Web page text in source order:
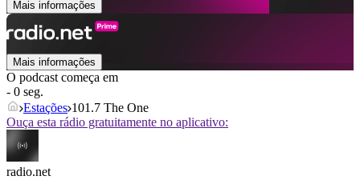
Mais informações
Mais informações
O podcast começa em
- 0 seg.
Estações 101.7 The One
Ouça esta rádio gratuitamente no aplicativo:
radio.net